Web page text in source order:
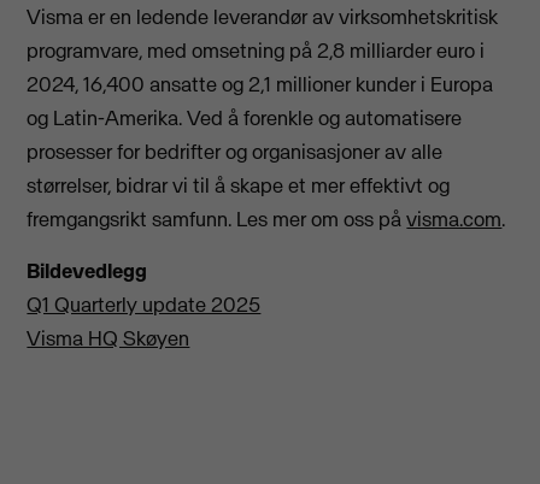
Visma er en ledende leverandør av virksomhetskritisk
programvare, med omsetning på 2,8 milliarder euro i
2024, 16,400 ansatte og 2,1 millioner kunder i Europa
og Latin-Amerika. Ved å forenkle og automatisere
prosesser for bedrifter og organisasjoner av alle
størrelser, bidrar vi til å skape et mer effektivt og
fremgangsrikt samfunn. Les mer om oss påvisma.com.
Bildevedlegg
Q1 Quarterly update 2025
Visma HQ Skøyen